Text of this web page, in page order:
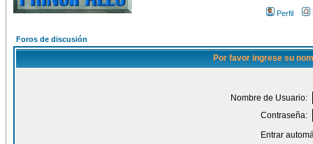
Perfil
Foros de discusión
Por favor ingrese su
Nombre de Usuario:
Contraseña:
Entrar